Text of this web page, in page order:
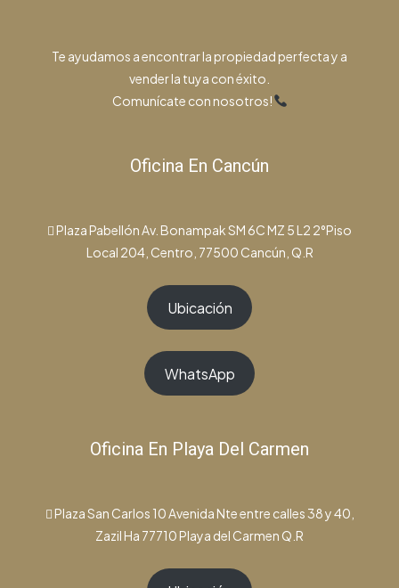
Te ayudamos a encontrar la propiedad perfecta y a
vender la tuya con éxito.
Comunícate con nosotros!
Oficina En Cancún
Plaza Pabellón Av. Bonampak SM 6C MZ 5 L2 2°Piso
Local 204, Centro, 77500 Cancún, Q.R
Ubicación
WhatsApp
Oficina En Playa Del Carmen
Plaza San Carlos 10 Avenida Nte entre calles 38 y 40,
Zazil Ha 77710 Playa del Carmen Q.R